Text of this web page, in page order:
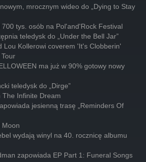
mrocznym wideo do „Dying to Stay
tys. osób na Pol'and'Rock Festival
teledysk do „Under the Bell Jar”
Lou Kollerowi coverem 'It's Clobberin'
ma już w 90% gotowy nowy
teledysk do „Dirge”
The Infinite Dream
jesienną trasę „Reminders Of
Moon
wydają winyl na 40. rocznicę albumu
zapowiada EP Part 1: Funeral Songs